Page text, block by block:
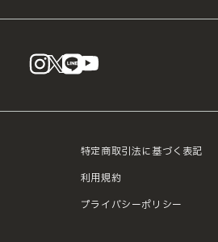
instagram
X LINE
特定商取引法に基づく表記
利用規約
プライバシーポリシー